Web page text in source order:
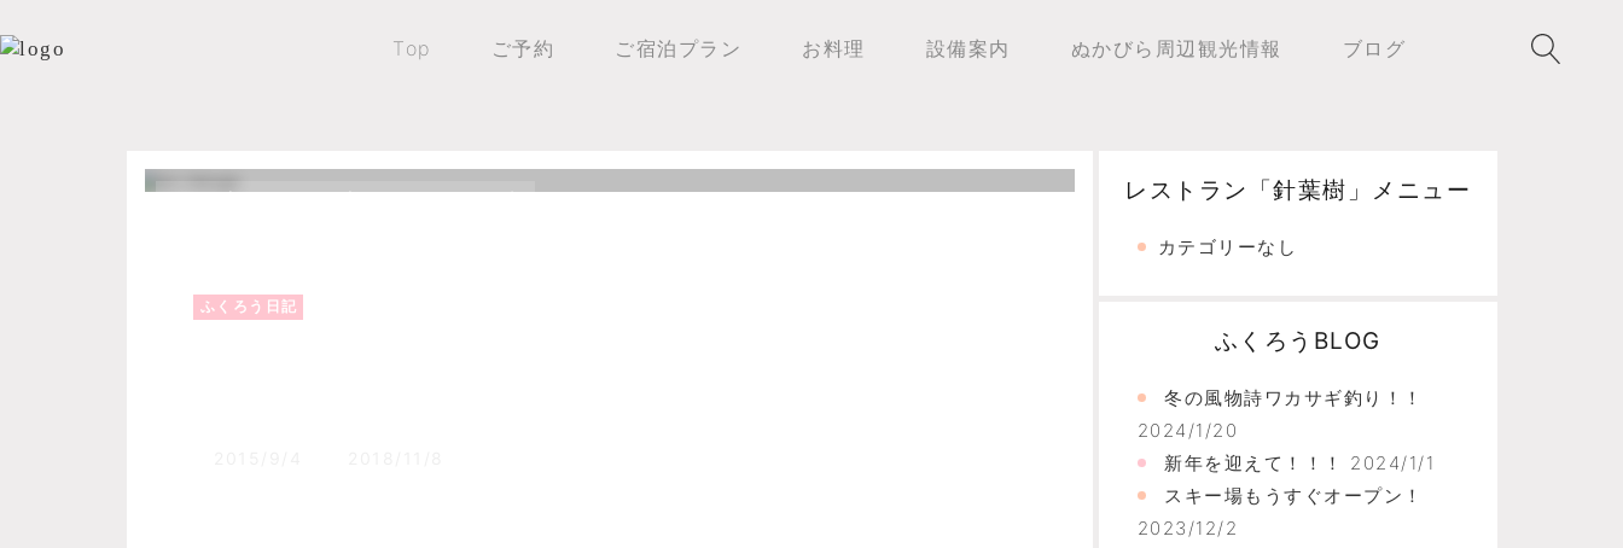
Top ご予約 ご宿泊プラン お料理 設備案内 ぬかびら周辺観光情報 ブログ
Top 森のふくろうブログ ふくろう日記
ふくろう日記
レストラン「針葉樹」メニュー
カテゴリーなし
ふくろうBLOG
冬の風物詩ワカサギ釣り！！
2024/1/20
新年を迎えて！！！
2024/1/1
スキー場もうすぐオープン！
2023/12/2